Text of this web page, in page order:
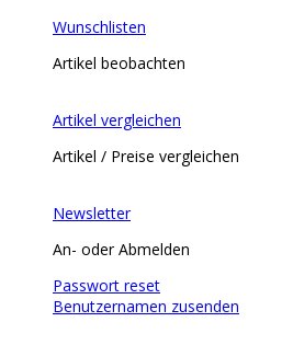
Wunschlisten
Artikel beobachten
Artikel vergleichen
Artikel / Preise vergleichen
Newsletter
An- oder Abmelden
Passwort reset
Benutzernamen zusenden